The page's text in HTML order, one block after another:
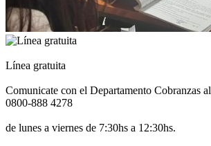
Línea gratuita
Comunicate con el Departamento Cobranzas al
0800-888 4278
de lunes a viernes de 7:30hs a 12:30hs.